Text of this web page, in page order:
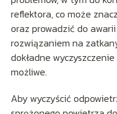
reflektora, co może
oraz prowadzić do
rozwiązaniem na
dokładne
możliwe.
Aby wyczyścić